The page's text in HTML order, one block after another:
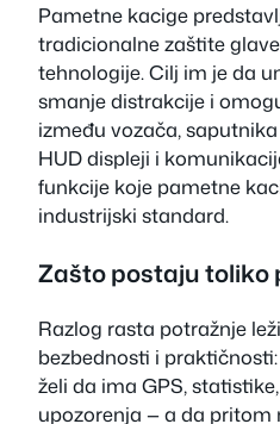
Pametne kacige
tradicionalne zaštite
tehnologije. Cilj im je da
smanje distrakcije i
između vozača,
HUD displeji i
funkcije koje pametne
industrijski standard.
Zašto postaju toliko
Razlog rasta potražnje
bezbednosti i
želi da ima GPS,
upozorenja — a da pritom